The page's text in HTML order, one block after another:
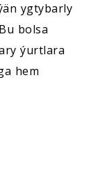
ygtybarly
bolsa
ýurtlara
hem